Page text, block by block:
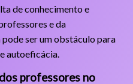
de conhecimento e
e da
ser um obstáculo para
autoeficácia.
professores no